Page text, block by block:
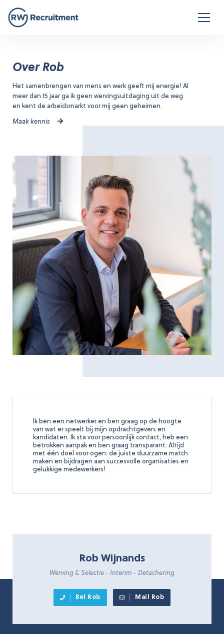
Over Rob
Het samenbrengen van mens en werk geeft mij energie! Al
meer dan 15 jaar ga ik geen wervingsuitdaging uit de weg
en kent de arbeidsmarkt voor mij geen geheimen.
Maak kennis
Ik ben een netwerker en ben graag op de hoogte
van wat er speelt bij mijn opdrachtgevers en
kandidaten. Ik sta voor persoonlijk contact, heb een
betrokken aanpak en ben graag transparant. Altijd
met één doel voor ogen: de juiste duurzame match
maken en bijdragen aan succesvolle organisaties en
gelukkige medewerkers!
Rob Wijnands
Werving & Selectie - Interim - Detachering
Bel Rob Mail Rob